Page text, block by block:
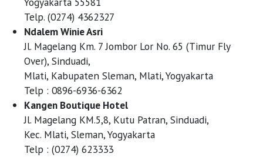
Telp. (0274) 4362327
Ndalem Winie Asri
Jl. Magelang Km. 7 Jombor Lor No. 65 (Timur Fly
Over), Sinduadi,
Mlati, Kabupaten Sleman, Mlati, Yogyakarta
Telp : 0896-6936-6362
Kangen Boutique Hotel
Jl. Magelang KM.5,8, Kutu Patran, Sinduadi,
Kec. Mlati, Sleman, Yogyakarta
Telp : (0274) 623333